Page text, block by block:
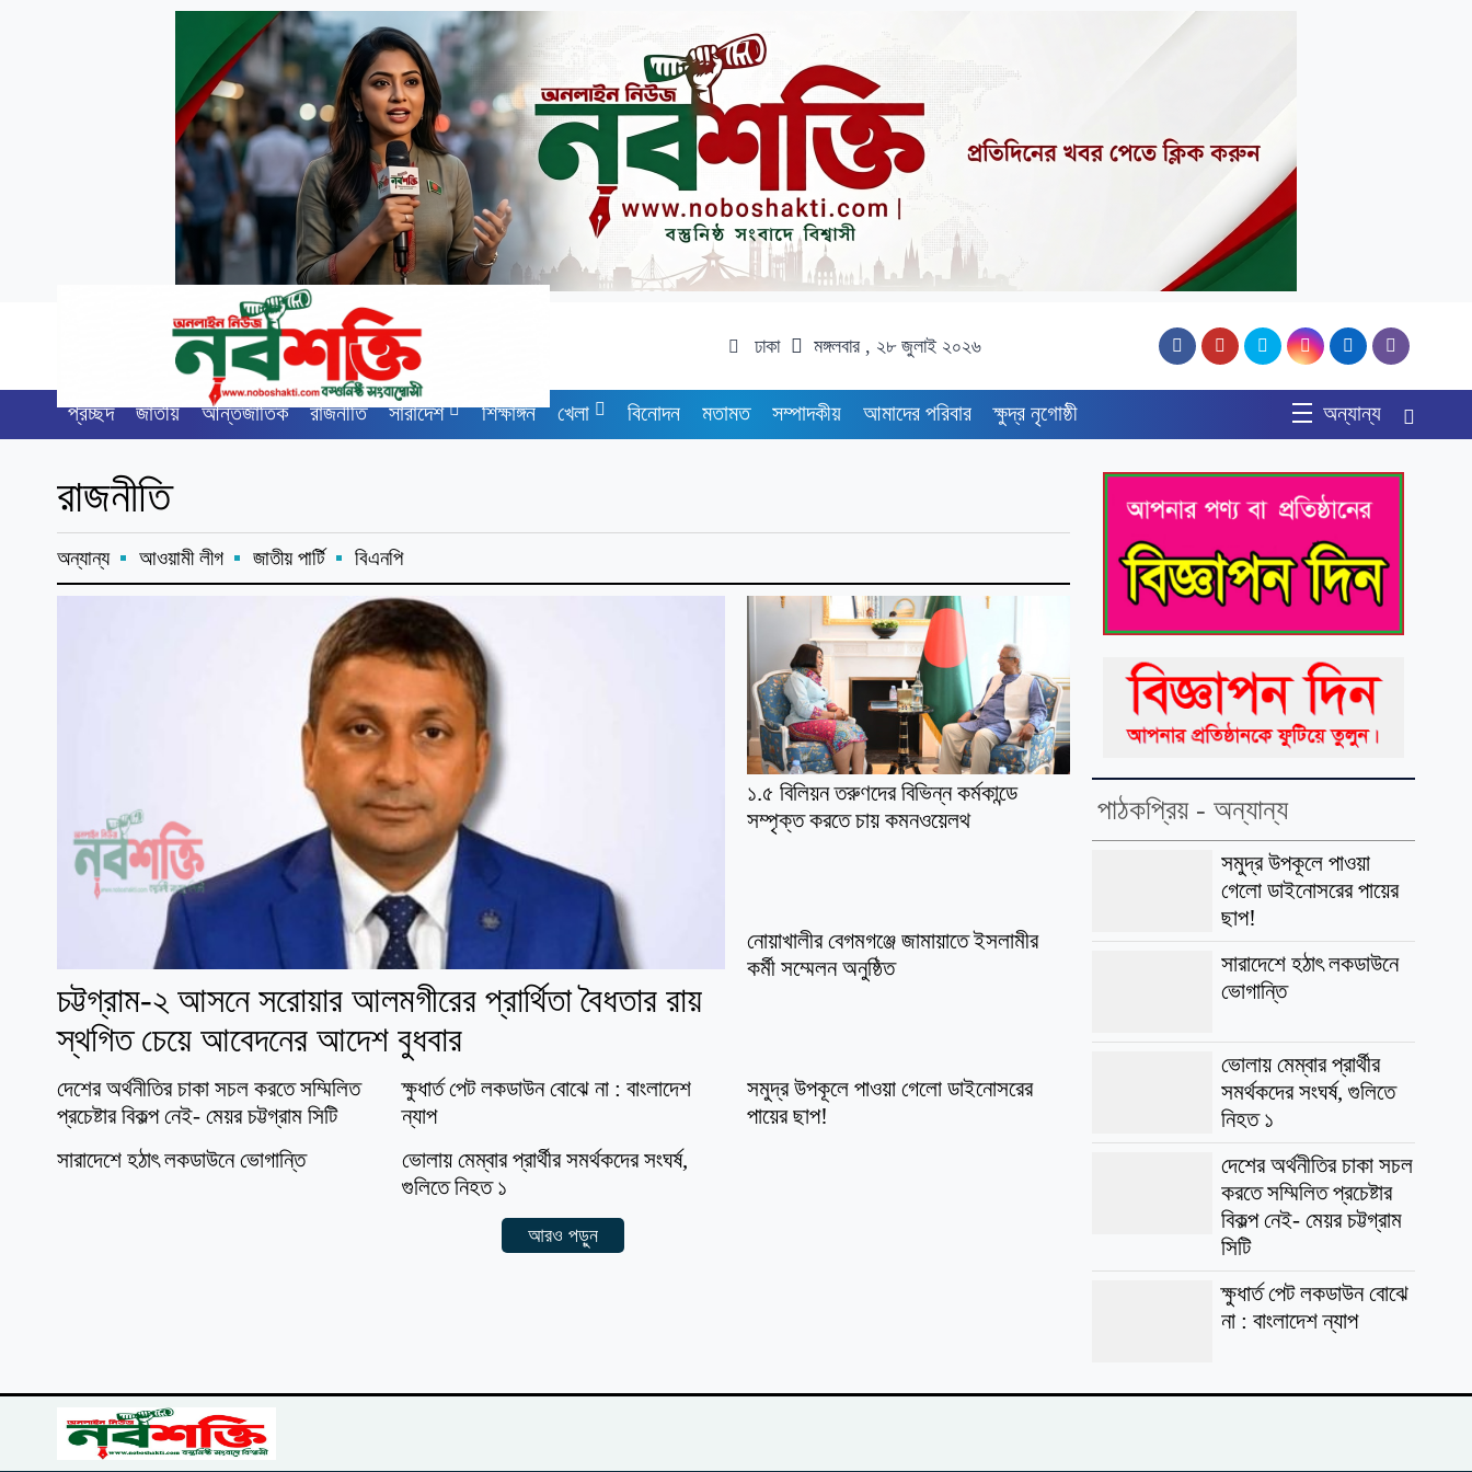
ঢাকা মঙ্গলবার , ২৮ জুলাই ২০২৬
প্রচ্ছদ জাতীয় আন্তর্জাতিক রাজনীতি সারাদেশ শিক্ষাঙ্গন খেলা বিনোদন মতামত সম্পাদকীয় আমাদের পরিবার ক্ষুদ্র নৃগোষ্ঠী অন্যান্য
রাজনীতি
অন্যান্য আওয়ামী লীগ জাতীয় পার্টি বিএনপি
চট্টগ্রাম-২ আসনে সরোয়ার আলমগীরের প্রার্থিতা বৈধতার রায়
স্থগিত চেয়ে আবেদনের আদেশ বুধবার
১.৫ বিলিয়ন তরুণদের বিভিন্ন কর্মকান্ডে
সম্পৃক্ত করতে চায় কমনওয়েলথ
নোয়াখালীর বেগমগঞ্জে জামায়াতে ইসলামীর
কর্মী সম্মেলন অনুষ্ঠিত
দেশের অর্থনীতির চাকা সচল করতে সম্মিলিত
প্রচেষ্টার বিকল্প নেই- মেয়র চট্টগ্রাম সিটি
ক্ষুধার্ত পেট লকডাউন বোঝে না : বাংলাদেশ
ন্যাপ
সমুদ্র উপকূলে পাওয়া গেলো ডাইনোসরের
পায়ের ছাপ!
সারাদেশে হঠাৎ লকডাউনে ভোগান্তি
ভোলায় মেম্বার প্রার্থীর সমর্থকদের সংঘর্ষ,
গুলিতে নিহত ১
আরও পড়ুন
পাঠকপ্রিয় - অন্যান্য
সমুদ্র উপকূলে পাওয়া
গেলো ডাইনোসরের পায়ের
ছাপ!
সারাদেশে হঠাৎ লকডাউনে
ভোগান্তি
ভোলায় মেম্বার প্রার্থীর
সমর্থকদের সংঘর্ষ, গুলিতে
নিহত ১
দেশের অর্থনীতির চাকা সচল
করতে সম্মিলিত প্রচেষ্টার
বিকল্প নেই- মেয়র চট্টগ্রাম
সিটি
ক্ষুধার্ত পেট লকডাউন বোঝে
না : বাংলাদেশ ন্যাপ